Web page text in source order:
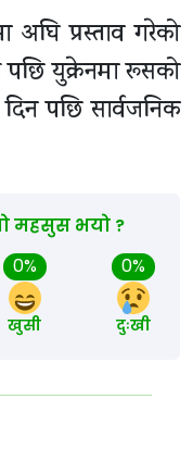
अघि प्रस्ताव गरेको
युक्रेनमा रूसको
पछि सार्वजनिक
महसुस भयो ?
0%
खुसी
0%
दुःखी